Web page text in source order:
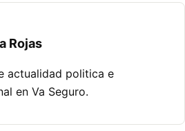
Rojas
actualidad politica e
en Va Seguro.